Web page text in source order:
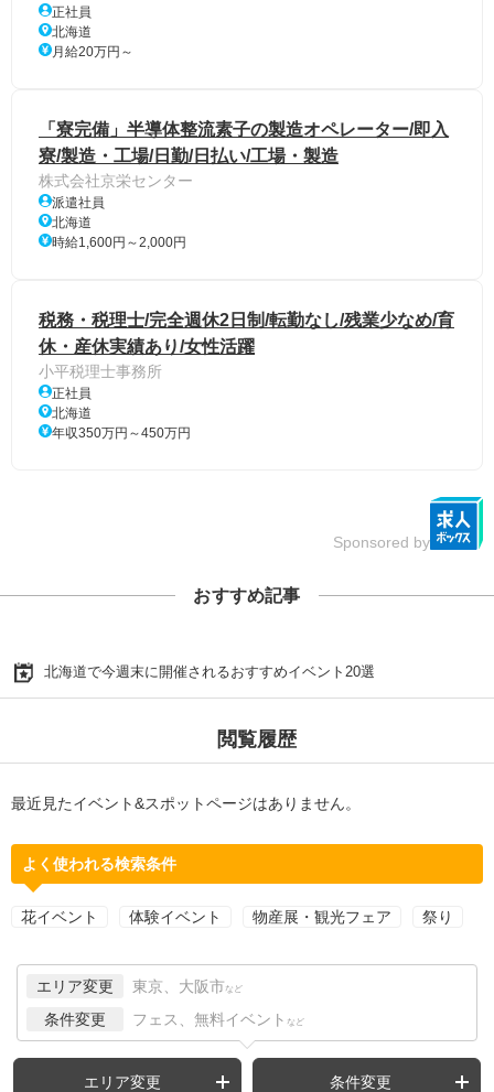
正社員
北海道
月給20万円～
「寮完備」半導体整流素子の製造オペレーター/即入
寮/製造・工場/日勤/日払い/工場・製造
株式会社京栄センター
派遣社員
北海道
時給1,600円～2,000円
税務・税理士/完全週休2日制/転勤なし/残業少なめ/育
休・産休実績あり/女性活躍
小平税理士事務所
正社員
北海道
年収350万円～450万円
Sponsored by
おすすめ記事
北海道で今週末に開催されるおすすめイベント20選
閲覧履歴
最近見たイベント&スポットページはありません。
よく使われる検索条件
花イベント 体験イベント 物産展・観光フェア 祭り
エリア変更 東京、大阪市 など
条件変更 フェス、無料イベント など
エリア変更 条件変更